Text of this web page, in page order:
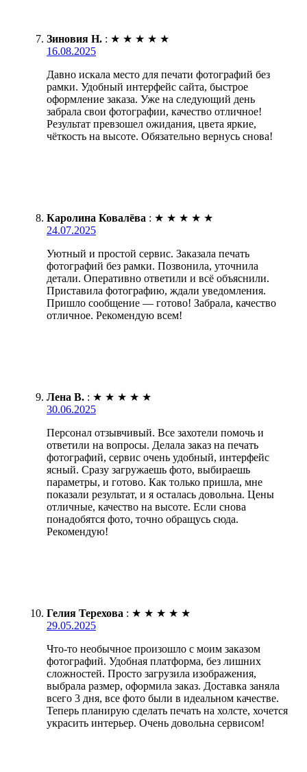
Зиновия Н. : ★ ★ ★ ★ ★
16.08.2025
Давно искала место для печати фотографий без
рамки. Удобный интерфейс сайта, быстрое
оформление заказа. Уже на следующий день
забрала свои фотографии, качество отличное!
Результат превзошел ожидания, цвета яркие,
чёткость на высоте. Обязательно вернусь снова!
Каролина Ковалёва : ★ ★ ★ ★ ★
24.07.2025
Уютный и простой сервис. Заказала печать
фотографий без рамки. Позвонила, уточнила
детали. Оперативно ответили и всё объяснили.
Приставила фотографию, ждали уведомления.
Пришло сообщение — готово! Забрала, качество
отличное. Рекомендую всем!
Лена В. : ★ ★ ★ ★ ★
30.06.2025
Персонал отзывчивый. Все захотели помочь и
ответили на вопросы. Делала заказ на печать
фотографий, сервис очень удобный, интерфейс
ясный. Сразу загружаешь фото, выбираешь
параметры, и готово. Как только пришла, мне
показали результат, и я осталась довольна. Цены
отличные, качество на высоте. Если снова
понадобятся фото, точно обращусь сюда.
Рекомендую!
Гелия Терехова : ★ ★ ★ ★ ★
29.05.2025
Что-то необычное произошло с моим заказом
фотографий. Удобная платформа, без лишних
сложностей. Просто загрузила изображения,
выбрала размер, оформила заказ. Доставка заняла
всего 3 дня, все фото были в идеальном качестве.
Теперь планирую сделать печать на холсте, хочется
украсить интерьер. Очень довольна сервисом!